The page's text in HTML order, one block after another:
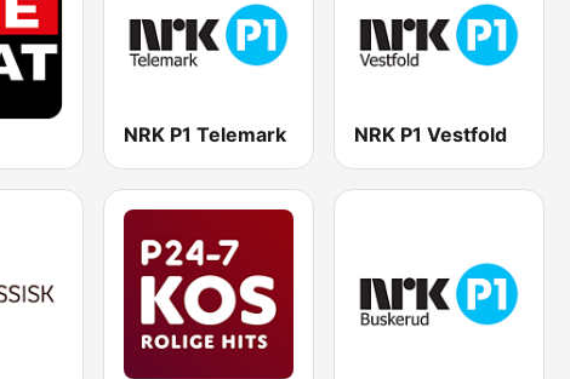
NRK P1 Telemark NRK P1 Vestfold